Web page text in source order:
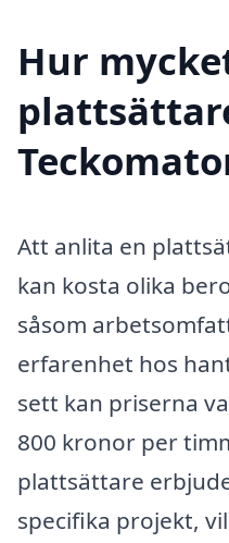
Hur
Att anlita en
kan kosta olika
såsom
erfarenhet hos
sett kan priserna
800 kronor per
plattsättare
specifika projekt,